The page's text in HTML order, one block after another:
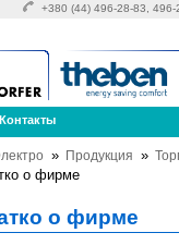
+380 (44) 496-28-83,
Контакты
» Продукция »
о фирме
о фирме